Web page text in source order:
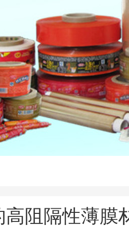
高阻隔性薄膜